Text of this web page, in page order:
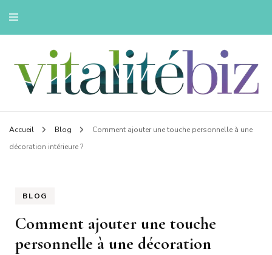
Vitalitebiz
Innovons pour une vie saine
Accueil Blog
Comment ajouter une touche personnelle à une
décoration intérieure ?
BLOG
Comment ajouter une touche
personnelle à une décoration